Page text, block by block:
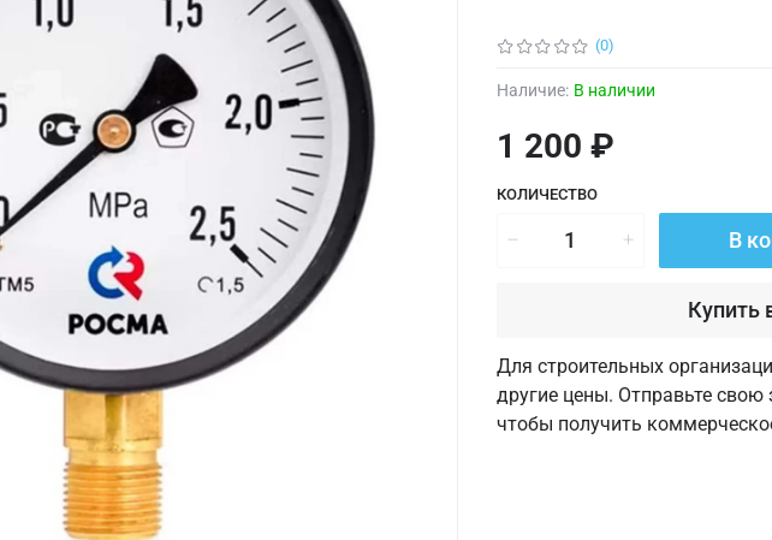
(0)
Наличие: В наличии
1 200 ₽
КОЛИЧЕСТВО
В
Купить
Для строительных
другие цены. Отправьте свою
чтобы получить